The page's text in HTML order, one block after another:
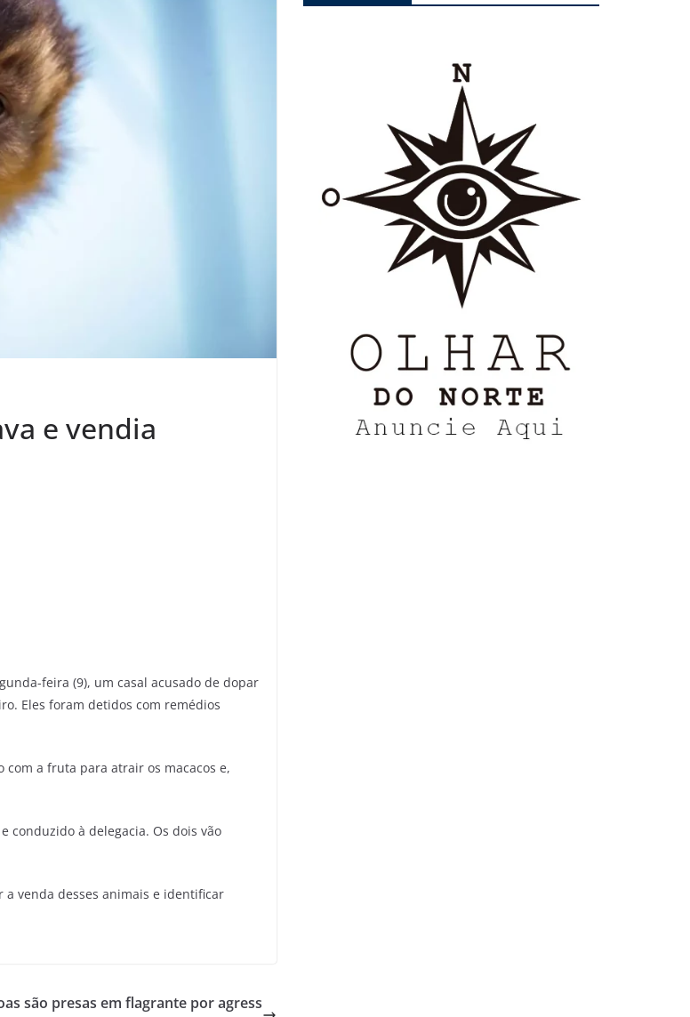
e vendia
feira (9), um casal acusado de dopar
Eles foram detidos com remédios
com a fruta para atrair os macacos e,
conduzido à delegacia. Os dois vão
a venda desses animais e identificar
são presas em flagrante por agress